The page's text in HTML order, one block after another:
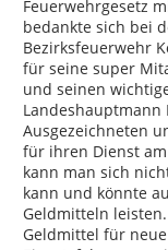
Feuerwehrgesetz
bedankte sich bei
Bezirksfeuerwehr
für seine super
und seinen
Landeshauptmann
Ausgezeichneten
für ihren Dienst
kann man sich
kann und könnte
Geldmitteln
Geldmittel für